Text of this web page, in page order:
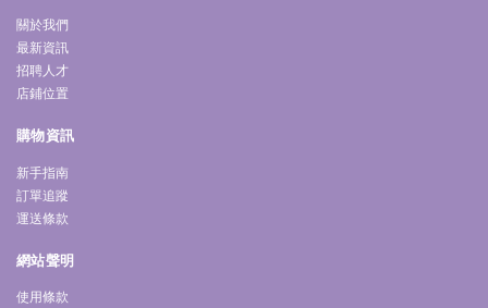
關於我們
最新資訊
招聘人才
店鋪位置
購物資訊
新手指南
訂單追蹤
運送條款
網站聲明
使用條款